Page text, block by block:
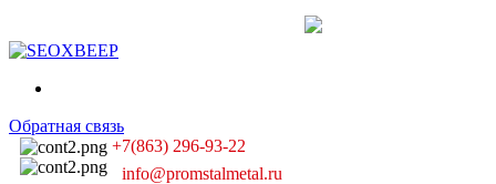
Обратная связь
+7(863) 296-93-22
info@promstalmetal.ru